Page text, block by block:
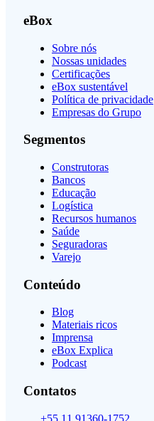
eBox
Sobre nós
Nossas unidades
Certificações
eBox sustentável
Política de privacidade
Empresas do Grupo
Segmentos
Construtoras
Bancos
Educação
Logística
Recursos humanos
Saúde
Seguradoras
Varejo
Conteúdo
Blog
Materiais ricos
Imprensa
eBox Explica
Podcast
Contatos
+55 11 91360-1752